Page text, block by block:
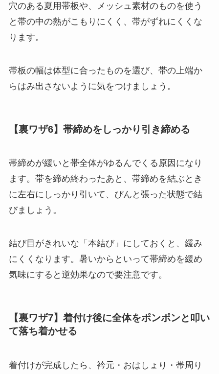
穴のある夏用帯板や、メッシュ素材のものを使う
と帯の中の熱がこもりにくく、帯がずれにくくな
ります。
帯板の幅は体型に合ったものを選び、帯の上端か
らはみ出さないように気をつけましょう。
【裏ワザ6】帯締めをしっかり引き締める
帯締めが緩いと帯全体がゆるんでくる原因になり
ます。帯を締め終わったあと、帯締めを結ぶとき
に左右にしっかり引いて、ぴんと張った状態で結
びましょう。
結び目がきれいな「本結び」にしておくと、緩み
にくくなります。暑いからといって帯締めを緩め
気味にすると逆効果なので要注意です。
【裏ワザ7】着付け後に全体をポンポンと叩い
て落ち着かせる
着付けが完成したら、衿元・おはしょり・帯周り